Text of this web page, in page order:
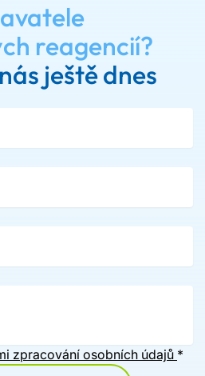
reagencií?
ještě dnes
zpracování osobních údajů *